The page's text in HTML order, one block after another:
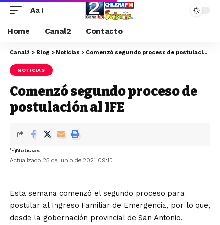
Aa
Home Canal2 Contacto
Canal2 > Blog > Noticias > Comenzó segundo proceso de postulación al IFE
NOTICIAS
Comenzó segundo proceso de
postulación al IFE
Actualizado 25 de junio de 2021 09:10
Noticias
Esta semana comenzó el segundo proceso para
postular al Ingreso Familiar de Emergencia, por lo que,
desde la gobernación provincial de San Antonio,